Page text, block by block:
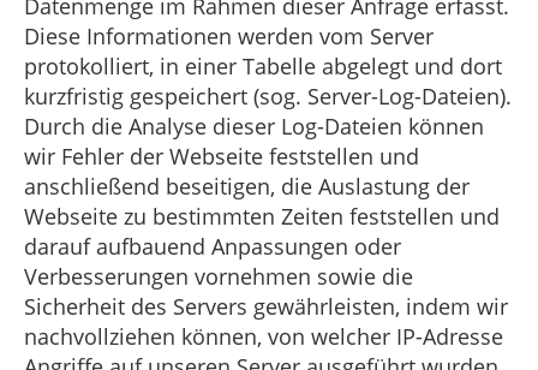
Diese Informationen werden vom Server
protokolliert, in einer Tabelle abgelegt und dort
kurzfristig gespeichert (sog. Server-Log-Dateien).
Durch die Analyse dieser Log-Dateien können
wir Fehler der Webseite feststellen und
anschließend beseitigen, die Auslastung der
Webseite zu bestimmten Zeiten feststellen und
darauf aufbauend Anpassungen oder
Verbesserungen vornehmen sowie die
Sicherheit des Servers gewährleisten, indem wir
nachvollziehen können, von welcher IP-Adresse